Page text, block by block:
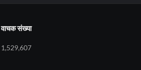
वाचक संख्या
1,529,607